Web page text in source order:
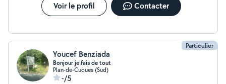
Voir le profil Contacter
Particulier
Youcef Benziada
Bonjour je fais de tout
Plan-de-Cuques (Sud)
-/5